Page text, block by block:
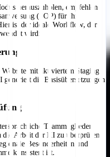
herauszuholen, empfehlen
(SOP) für Ihr
ist der ideale Workflow, der
wird:
mit aktiviertem Staging-
die Basisübersetzungen
Teammitglieder
Arbeit der KI zu überprüfen.
Besonderheiten und
konsistent ist.